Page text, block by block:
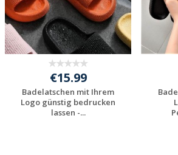
€15.99
Badelatschen mit Ihrem
Logo günstig bedrucken
lassen -...